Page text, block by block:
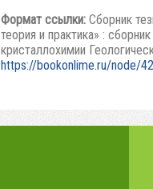
Формат ссылки: Сборник
теория и практика» :
кристаллохимии
https://bookonlime.ru/node/